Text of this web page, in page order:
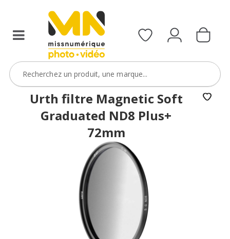
le
ObjectifFiltre5
VOIR L'OFFRE
Urth filtre Magnetic Soft
Graduated ND8 Plus+
72mm